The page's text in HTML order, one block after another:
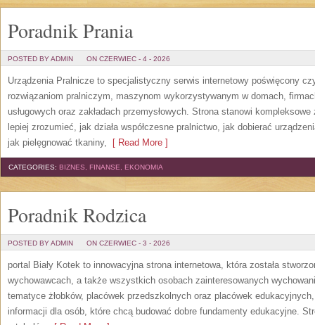
Poradnik Prania
POSTED BY ADMIN ON CZERWIEC - 4 - 2026
Urządzenia Pralnicze to specjalistyczny serwis internetowy poświęcony
rozwiązaniom pralniczym, maszynom wykorzystywanym w domach,
usługowych oraz zakładach przemysłowych. Strona stanowi
lepiej zrozumieć, jak działa współczesne pralnictwo, jak dobierać
jak pielęgnować tkaniny, [ Read More ]
CATEGORIES: BIZNES, FINANSE, EKONOMIA
Poradnik Rodzica
POSTED BY ADMIN ON CZERWIEC - 3 - 2026
portal Biały Kotek to innowacyjna strona internetowa, która została
wychowawcach, a także wszystkich osobach zainteresowanych
tematyce żłobków, placówek przedszkolnych oraz placówek
informacji dla osób, które chcą budować dobre fundamenty edukacyjne.